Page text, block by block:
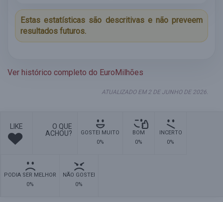
Estas estatísticas são descritivas e não preveem
resultados futuros.
Ver histórico completo do EuroMilhões
ATUALIZADO EM 2 DE JUNHO DE 2026.
LIKE
O QUE
ACHOU?
GOSTEI MUITO
0%
BOM
0%
INCERTO
0%
PODIA SER MELHOR
0%
NÃO GOSTEI
0%